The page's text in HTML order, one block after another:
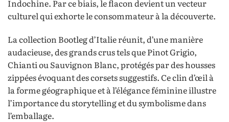
Indochine. Par ce biais, le flacon devient un vecteur
culturel qui exhorte le consommateur à la découverte.
La collection Bootleg d’Italie réunit, d’une manière
audacieuse, des grands crus tels que Pinot Grigio,
Chianti ou Sauvignon Blanc, protégés par des housses
zippées évoquant des corsets suggestifs. Ce clin d’œil à
la forme géographique et à l’élégance féminine illustre
l’importance du storytelling et du symbolisme dans
l’emballage.